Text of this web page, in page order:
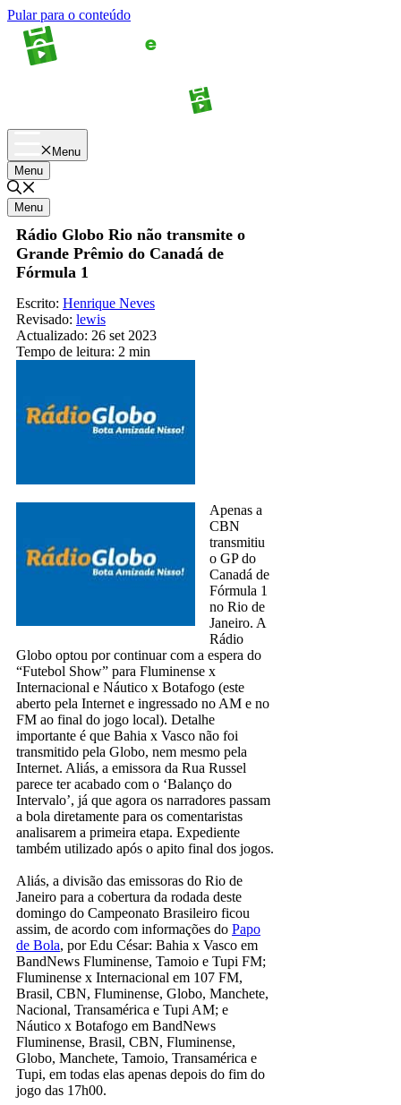
Pular para o conteúdo
Menu
Menu
Menu
Rádio Globo Rio não transmite o
Grande Prêmio do Canadá de
Fórmula 1
Escrito: Henrique Neves
Revisado: lewis
Actualizado: 26 set 2023
Tempo de leitura: 2 min
Apenas a
CBN
transmitiu
o GP do
Canadá de
Fórmula 1
no Rio de
Janeiro. A
Rádio
Globo optou por continuar com a espera do
“Futebol Show” para Fluminense x
Internacional e Náutico x Botafogo (este
aberto pela Internet e ingressado no AM e no
FM ao final do jogo local). Detalhe
importante é que Bahia x Vasco não foi
transmitido pela Globo, nem mesmo pela
Internet. Aliás, a emissora da Rua Russel
parece ter acabado com o ‘Balanço do
Intervalo’, já que agora os narradores passam
a bola diretamente para os comentaristas
analisarem a primeira etapa. Expediente
também utilizado após o apito final dos jogos.
Aliás, a divisão das emissoras do Rio de
Janeiro para a cobertura da rodada deste
domingo do Campeonato Brasileiro ficou
assim, de acordo com informações do Papo
de Bola, por Edu César: Bahia x Vasco em
BandNews Fluminense, Tamoio e Tupi FM;
Fluminense x Internacional em 107 FM,
Brasil, CBN, Fluminense, Globo, Manchete,
Nacional, Transamérica e Tupi AM; e
Náutico x Botafogo em BandNews
Fluminense, Brasil, CBN, Fluminense,
Globo, Manchete, Tamoio, Transamérica e
Tupi, em todas elas apenas depois do fim do
jogo das 17h00.